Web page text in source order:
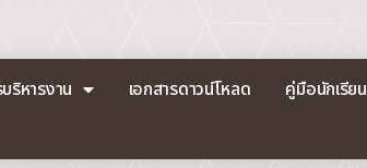
ริหารงาน เอกสารดาวน์โหลด
คู่มือนักเรีย